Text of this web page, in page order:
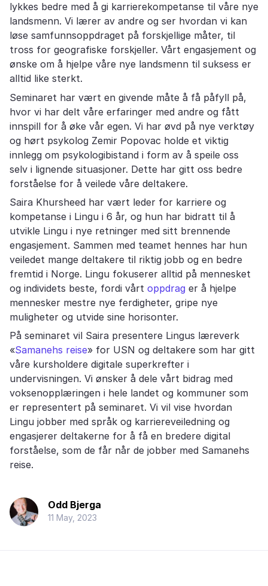
lykkes bedre med å gi karrierekompetanse til våre nye
landsmenn. Vi lærer av andre og ser hvordan vi kan
løse samfunnsoppdraget på forskjellige måter, til
tross for geografiske forskjeller. Vårt engasjement og
ønske om å hjelpe våre nye landsmenn til suksess er
alltid like sterkt.
Seminaret har vært en givende måte å få påfyll på,
hvor vi har delt våre erfaringer med andre og fått
innspill for å øke vår egen. Vi har øvd på nye verktøy
og hørt psykolog Zemir Popovac holde et viktig
innlegg om psykologibistand i form av å speile oss
selv i lignende situasjoner. Dette har gitt oss bedre
forståelse for å veilede våre deltakere.
Saira Khursheed har vært leder for karriere og
kompetanse i Lingu i 6 år, og hun har bidratt til å
utvikle Lingu i nye retninger med sitt brennende
engasjement. Sammen med teamet hennes har hun
veiledet mange deltakere til riktig jobb og en bedre
fremtid i Norge. Lingu fokuserer alltid på mennesket
og individets beste, fordi vårt oppdrag er å hjelpe
mennesker mestre nye ferdigheter, gripe nye
muligheter og utvide sine horisonter.
På seminaret vil Saira presentere Lingus læreverk
«Samanehs reise» for USN og deltakere som har gitt
våre kursholdere digitale superkrefter i
undervisningen. Vi ønsker å dele vårt bidrag med
voksenopplæringen i hele landet og kommuner som
er representert på seminaret. Vi vil vise hvordan
Lingu jobber med språk og karriereveiledning og
engasjerer deltakerne for å få en bredere digital
forståelse, som de får når de jobber med Samanehs
reise.
Odd Bjerga
11 May, 2023